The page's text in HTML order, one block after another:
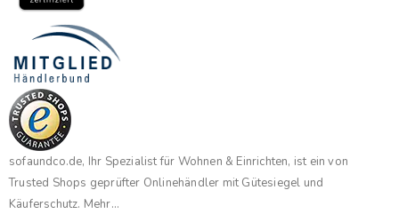
sofaundco.de, Ihr Spezialist für Wohnen & Einrichten, ist ein von
Trusted Shops geprüfter Onlinehändler mit Gütesiegel und
Käuferschutz. Mehr...